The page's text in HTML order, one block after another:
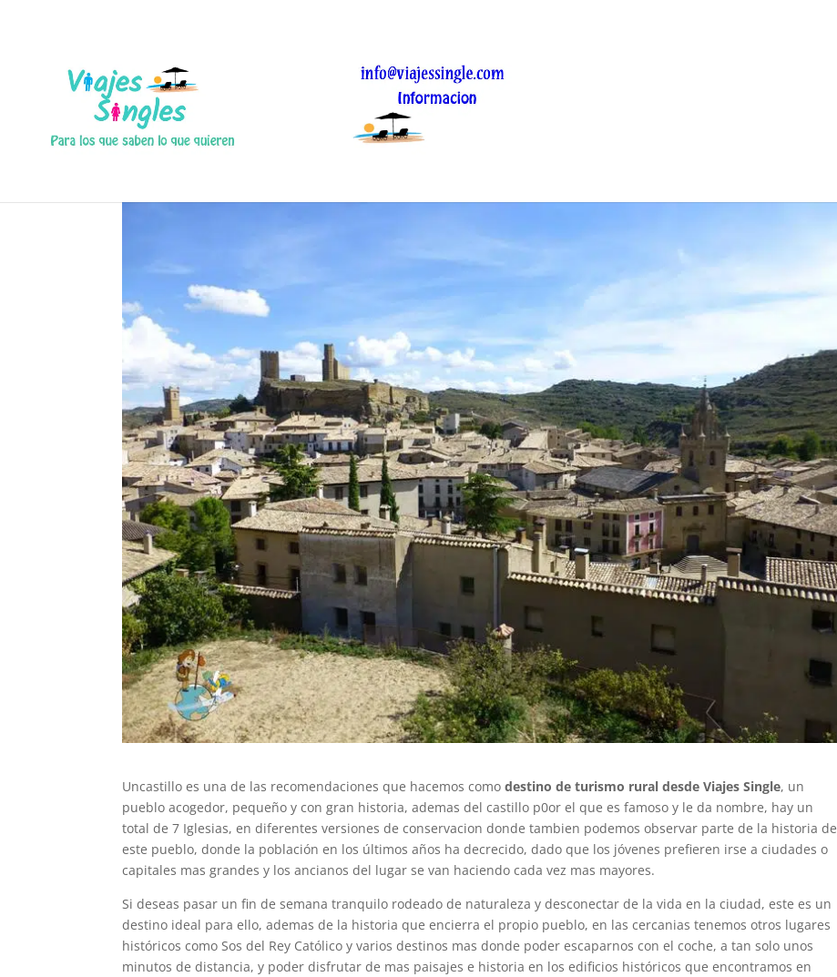
Uncastillo, historia de piedra
Uncastillo es una de las recomendaciones que hacemos comodestino de turismo rural desde Viajes Single, un
pueblo acogedor, pequeño y con gran historia, ademas del castillo p0or el que es famoso y le da nombre, hay un
total de 7 Iglesias, en diferentes versiones de conservacion donde tambien podemos observar parte de la historia de
este pueblo, donde la población en los últimos años ha decrecido, dado que los jóvenes prefieren irse a ciudades o
capitales mas grandes y los ancianos del lugar se van haciendo cada vez mas mayores.
Si deseas pasar un fin de semana tranquilo rodeado de naturaleza y desconectar de la vida en la ciudad, este es un
destino ideal para ello, ademas de la historia que encierra el propio pueblo, en las cercanias tenemos otros lugares
históricos como Sos del Rey Católico y varios destinos mas donde poder escaparnos con el coche, a tan solo unos
minutos de distancia, y poder disfrutar de mas paisajes e historia en los edificios históricos que encontramos en